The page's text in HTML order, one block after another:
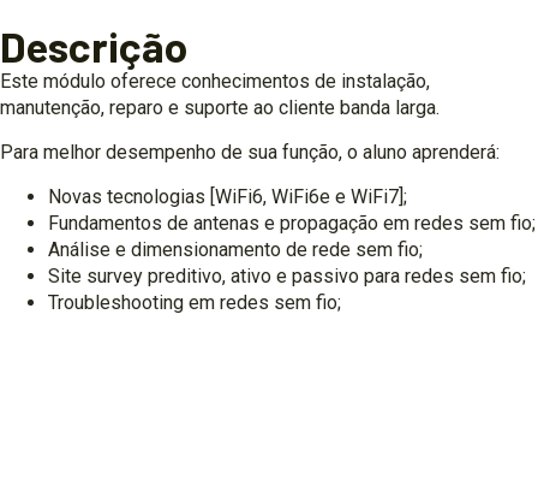
Descrição
Este módulo oferece conhecimentos de instalação,
manutenção, reparo e suporte ao cliente banda larga.
Para melhor desempenho de sua função, o aluno aprenderá:
Novas tecnologias [WiFi6, WiFi6e e WiFi7];
Fundamentos de antenas e propagação em redes sem fio;
Análise e dimensionamento de rede sem fio;
Site survey preditivo, ativo e passivo para redes sem fio;
Troubleshooting em redes sem fio;